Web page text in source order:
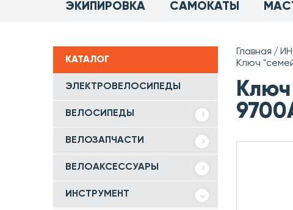
ЭКИПИРОВКА САМОКАТЫ
КАТАЛОГ
ЭЛЕКТРОВЕЛОСИПЕДЫ
ВЕЛОСИПЕДЫ
ВЕЛОЗАПЧАСТИ
ВЕЛОАКСЕССУАРЫ
ИНСТРУМЕНТ
Главная
Ключ